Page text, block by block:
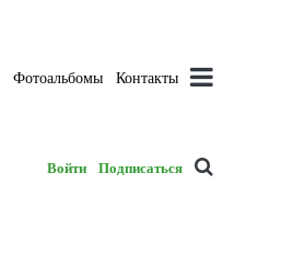
Фотоальбомы Контакты
Войти Подписаться